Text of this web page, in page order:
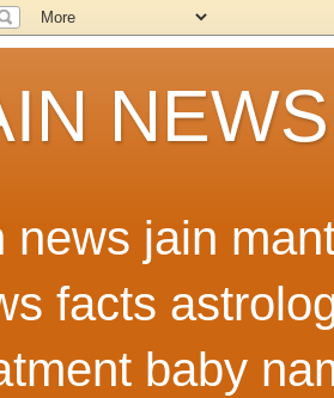
NEWS
news jain
facts
baby